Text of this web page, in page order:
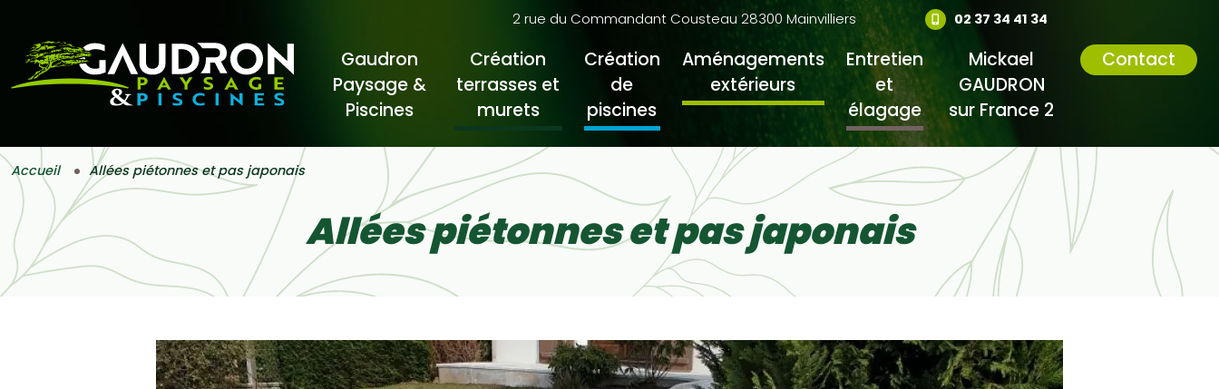
2 rue du Commandant Cousteau 28300 Mainvilliers 02 37 34 41 34
Gaudron
Paysage &
Piscines
Création
terrasses et
murets
Création
de
piscines
Aménagements
extérieurs
Entretien
et
élagage
Mickael
GAUDRON
sur France 2
Contact
Accueil Allées piétonnes et pas japonais
Allées piétonnes et pas japonais